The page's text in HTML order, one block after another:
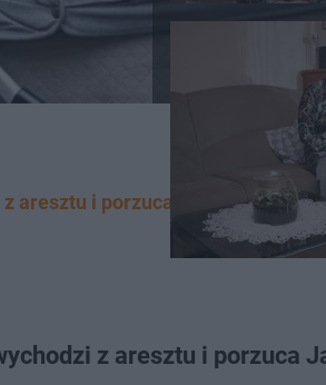
aresztu i porzuca Jadzię
z aresztu i porzuca